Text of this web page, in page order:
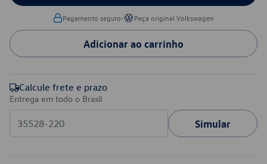
Pagamento seguro• Peça original Volkswagen
Adicionar ao carrinho
Calcule frete e prazo
Entrega em todo o Brasil
Simular